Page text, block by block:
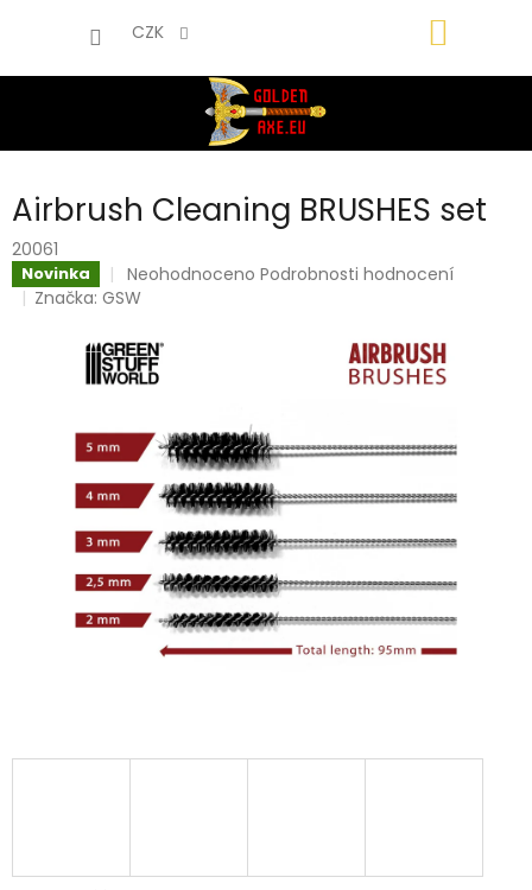
CZK
Airbrush Cleaning BRUSHES set
20061
Novinka
Průměrné
hodnocení
je
0,0
z
hvězdiček.
Neohodnoceno Podrobnosti hodnocení
Značka:GSW